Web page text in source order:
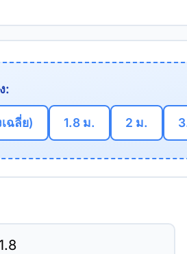
:
ฉลี่ย) 1.8 ม. 2 ม.